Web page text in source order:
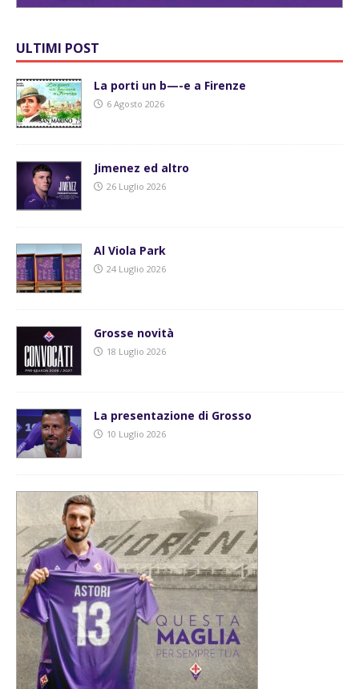
ULTIMI POST
La porti un b—-e a Firenze
6 Agosto 2026
Jimenez ed altro
26 Luglio 2026
Al Viola Park
24 Luglio 2026
Grosse novità
18 Luglio 2026
La presentazione di Grosso
10 Luglio 2026